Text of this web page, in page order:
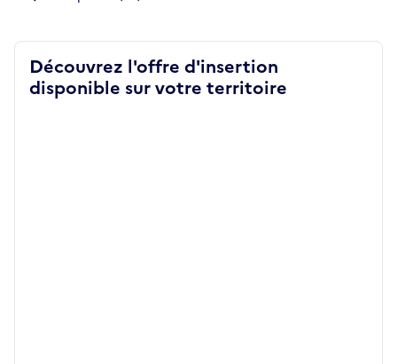
Découvrez l'offre d'insertion
disponible sur votre territoire